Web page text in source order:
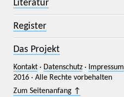
Literatur
Register
Das Projekt
Kontakt· Datenschutz· Impressum
2016 · Alle Rechte vorbehalten
Zum Seitenanfang ↑